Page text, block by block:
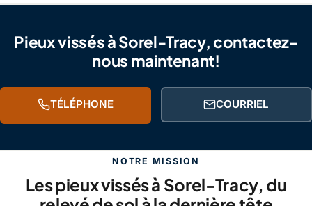
Pieux vissés à Sorel-Tracy, contactez-
nous maintenant!
TÉLÉPHONE COURRIEL
NOTRE MISSION
Les pieux vissés à Sorel-Tracy, du